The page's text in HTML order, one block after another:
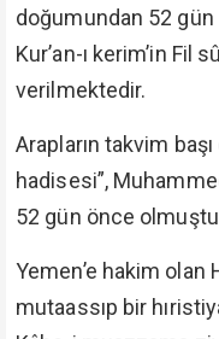
doğumundan 52 gün
Kur’an-ı kerim’in Fil
verilmektedir.
Arapların takvim başı
hadisesi”,
52 gün önce
Yemen’e hakim olan
mutaassıp bir